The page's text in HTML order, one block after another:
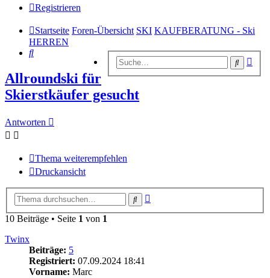
Registrieren
Startseite Foren-Übersicht SKI KAUFBERATUNG - Ski
HERREN
Suche
Suche
Allroundski für
Skierstkäufer gesucht
Antworten
Thema weiterempfehlen
Druckansicht
Suche
10 Beiträge • Seite 1 von 1
Twinx
Beiträge: 5
Registriert: 07.09.2024 18:41
Vorname: Marc